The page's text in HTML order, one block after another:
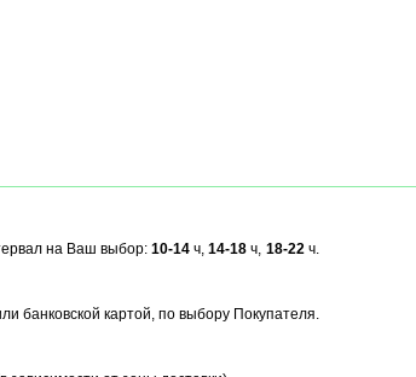
на Ваш выбор: 10-14 ч, 14-18 ч, 18-22 ч.
банковской картой, по выбору Покупателя.